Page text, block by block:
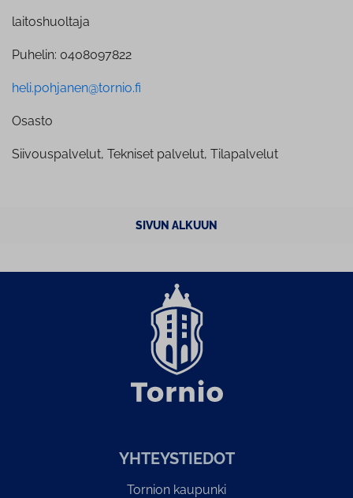
laitoshuoltaja
Puhelin: 0408097822
heli.pohjanen@tornio.fi
Osasto
Siivouspalvelut, Tekniset palvelut, Tilapalvelut
SIVUN ALKUUN
YH­TEYS­TIE­DOT
Tornion kaupunki